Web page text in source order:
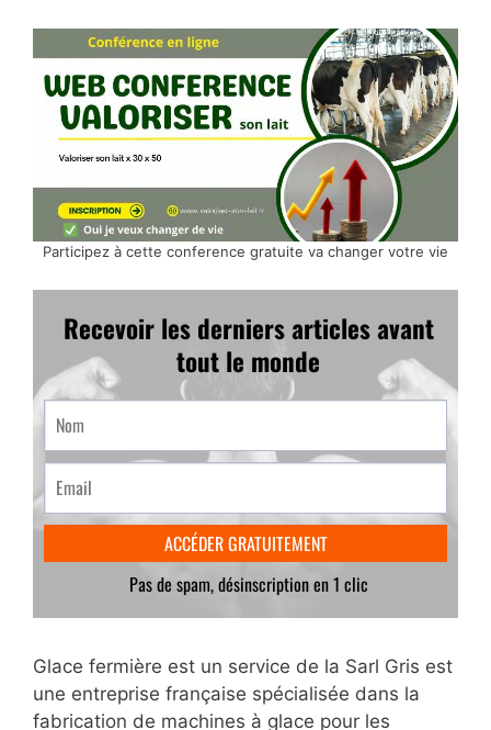
Participez à cette conference gratuite va changer votre vie
Glace fermière est un service de la Sarl Gris est
une entreprise française spécialisée dans la
fabrication de machines à glace pour les